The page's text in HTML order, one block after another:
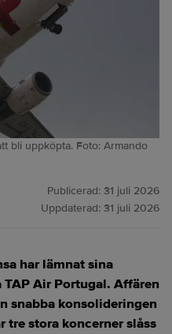
bli uppköpta. Foto: Armando
Publicerad: 31 juli 2026
Uppdaterad: 31 juli 2026
har lämnat sina
Air Portugal. Affären
snabba konsolideringen
tre stora koncerner slåss